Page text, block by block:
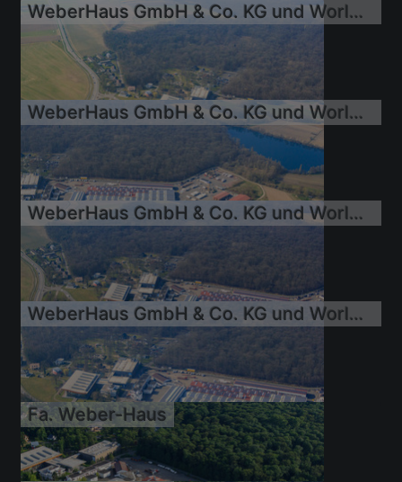
16.08.2016
WeberHaus GmbH & Co. KG und World of Living /world-of-living
09.03.2014
WeberHaus GmbH & Co. KG und World of Living /world-of-living
09.03.2014
WeberHaus GmbH & Co. KG und World of Living /world-of-living
09.03.2014
WeberHaus GmbH & Co. KG und World of Living /world-of-living
Fa. Weber-Haus